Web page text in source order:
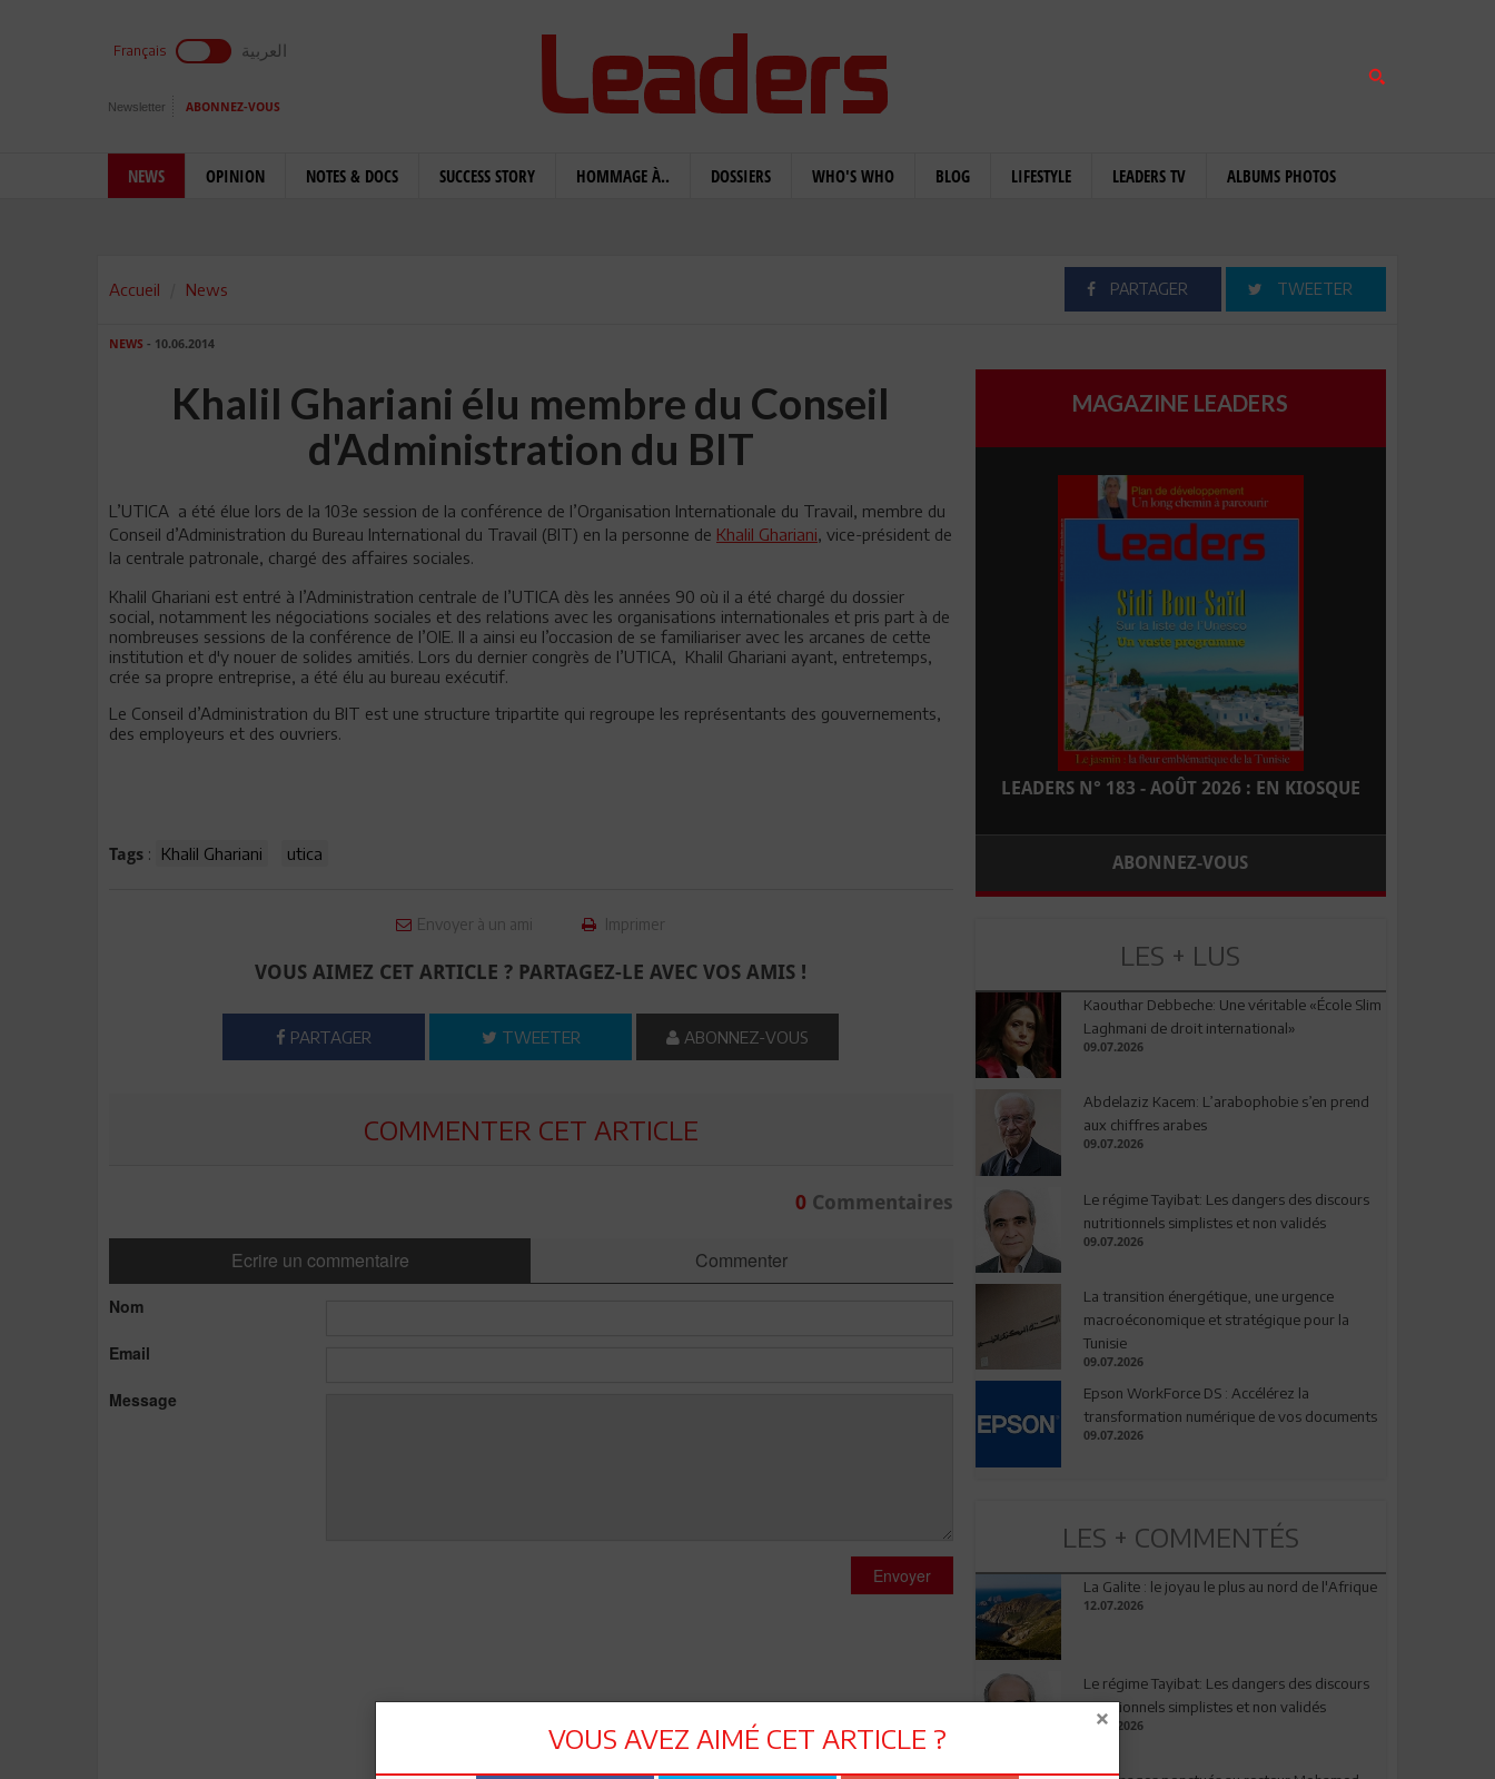
Français العربية
Newsletter ABONNEZ-VOUS
NEWS OPINION NOTES & DOCS SUCCESS STORY HOMMAGE À.. DOSSIERS WHO'S WHO BLOG LIFESTYLE LEADERS TV ALBUMS PHOTOS
Accueil News PARTAGER TWEETER
NEWS - 10.06.2014
Khalil Ghariani élu membre du Conseil
d'Administration du BIT
L’UTICA a été élue lors de la 103e session de la conférence de l’Organisation Internationale du Travail, membre du
Conseil d’Administration du Bureau International du Travail (BIT) en la personne de Khalil Ghariani, vice-président de
la centrale patronale, chargé des affaires sociales.
Khalil Ghariani est entré à l’Administration centrale de l’UTICA dès les années 90 où il a été chargé du dossier
social, notamment les négociations sociales et des relations avec les organisations internationales et pris part à de
nombreuses sessions de la conférence de l’OIE. Il a ainsi eu l’occasion de se familiariser avec les arcanes de cette
institution et d'y nouer de solides amitiés. Lors du dernier congrès de l’UTICA, Khalil Ghariani ayant, entretemps,
crée sa propre entreprise, a été élu au bureau exécutif.
Le Conseil d’Administration du BIT est une structure tripartite qui regroupe les représentants des gouvernements,
des employeurs et des ouvriers.
Tags : Khalil Ghariani utica
Envoyer à un ami Imprimer
VOUS AIMEZ CET ARTICLE ? PARTAGEZ-LE AVEC VOS AMIS !
PARTAGER TWEETER ABONNEZ-VOUS
COMMENTER CET ARTICLE
0Commentaires
Ecrire un commentaire Commenter
Nom
Email
Message
Envoyer
MAGAZINE LEADERS
LEADERS N° 183 - AOÛT 2026 : EN KIOSQUE
ABONNEZ-VOUS
LES + LUS
Kaouthar Debbeche: Une véritable «École Slim
Laghmani de droit international»
09.07.2026
Abdelaziz Kacem: L’arabophobie s’en prend
aux chiffres arabes
09.07.2026
Le régime Tayibat: Les dangers des discours
nutritionnels simplistes et non validés
09.07.2026
La transition énergétique, une urgence
macroéconomique et stratégique pour la
Tunisie
09.07.2026
Epson WorkForce DS : Accélérez la
transformation numérique de vos documents
09.07.2026
LES + COMMENTÉS
La Galite : le joyau le plus au nord de l'Afrique
12.07.2026
Le régime Tayibat: Les dangers des discours
nutritionnels simplistes et non validés
09.07.2026
VOUS AVEZ AIMÉ CET ARTICLE ?